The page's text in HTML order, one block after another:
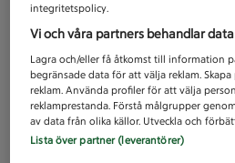
integritetspolicy.
Vi och våra partners behandlar
Lagra och/eller få åtkomst till information
begränsade data för att välja reklam.
reklam. Använda profiler för att välja
reklamprestanda. Förstå målgrupper
av data från olika källor. Utveckla och
Lista över partner (leverantörer)